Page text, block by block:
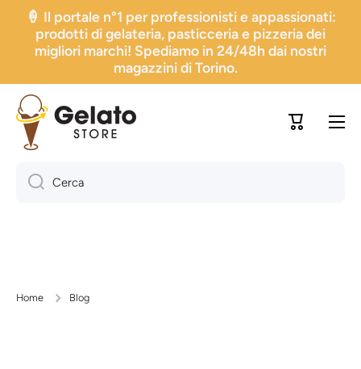
Vai direttamente ai contenuti
🍦 Il portale n°1 per professionisti e appassionati:
prodotti di gelateria, pasticceria e pizzeria dei
migliori marchi! Spediamo in 24/48h dai nostri
magazzini di Torino.
🚚 Migliaia di prodotti per gelateria, pasticceria e
pizzeria — la maggior parte in pronta consegna da
Torino! Alcuni articoli sono gestiti da partner
Carrello
Cerca
Home Blog